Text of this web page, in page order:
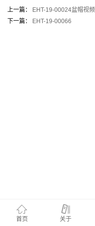
上一篇：
EHT-19-00024盆帽视频
下一篇：
EHT-19-00066
首页 关于